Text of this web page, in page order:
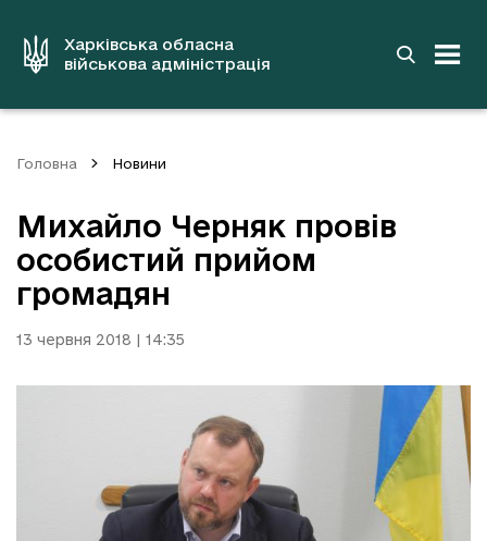
вмістуХарківська обласна
військова адміністрація
Головна Новини
Михайло Черняк провів
особистий прийом
громадян
13 червня 2018 | 14:35